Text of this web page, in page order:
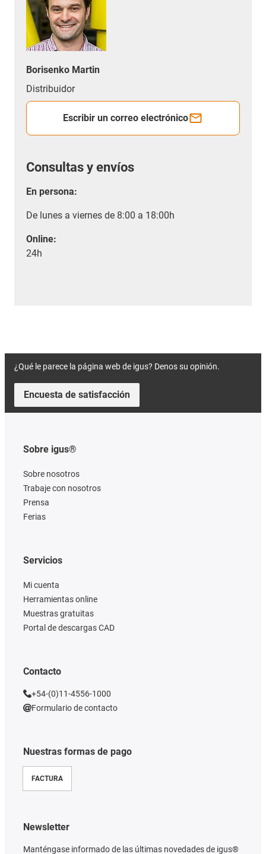
Borisenko Martin
Distribuidor
Escribir un correo electrónico
Consultas y envíos
En persona:
De lunes a viernes de 8:00 a 18:00h
Online:
24h
¿Qué le parece la página web de igus? Denos su opinión.
Encuesta de satisfacción
Sobre igus®
Sobre nosotros
Trabaje con nosotros
Prensa
Ferias
Nuestras formas de pago
FACTURA
Servicios
Mi cuenta
Herramientas online
Muestras gratuitas
Portal de descargas CAD
Contacto
+54-(0)11-4556-1000
Formulario de contacto
Newsletter
Manténgase informado de las últimas novedades de igus®